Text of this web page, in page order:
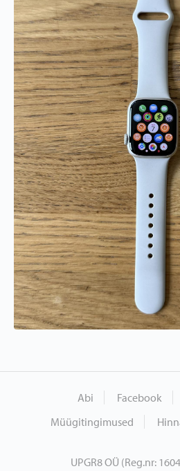
Abi Facebook
Müügitingimused
UPGR8 OÜ (Reg.nr: